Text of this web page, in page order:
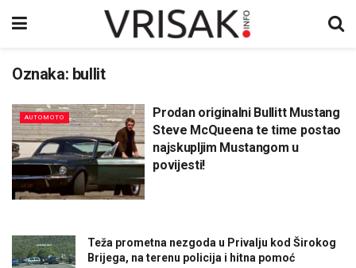
Oznaka: bullit
AUTOMOTO
Prodan originalni Bullitt Mustang
Steve McQueena te time postao
najskupljim Mustangom u
povijesti!
Teža prometna nezgoda u Privalju kod Širokog
Brijega, na terenu policija i hitna pomoć